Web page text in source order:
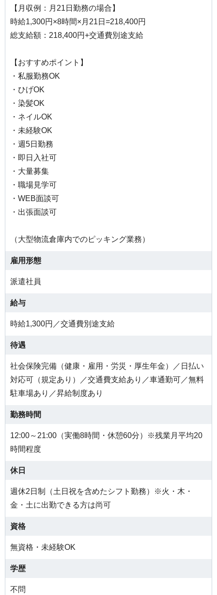
【月収例：月21日勤務の場合】
時給1,300円×8時間×月21日=218,400円
総支給額：218,400円+交通費別途支給
【おすすめポイント】
・私服勤務OK
・ひげOK
・染髪OK
・ネイルOK
・未経験OK
・週5日勤務
・即日入社可
・大量募集
・職場見学可
・WEB面談可
・出張面談可
（大型物流倉庫内でのピッキング業務）
雇用形態
派遣社員
給与
時給1,300円／交通費別途支給
待遇
社会保険完備（健康・雇用・労災・厚生年金）／日払い
対応可（規定あり）／交通費支給あり／車通勤可／無料
駐車場あり／昇給制度あり
勤務時間
12:00～21:00（実働8時間・休憩60分）※残業月平均20
時間程度
休日
週休2日制（土日祝を含めたシフト勤務）※火・木・
金・土に出勤できる方は尚可
資格
無資格・未経験OK
学歴
不問